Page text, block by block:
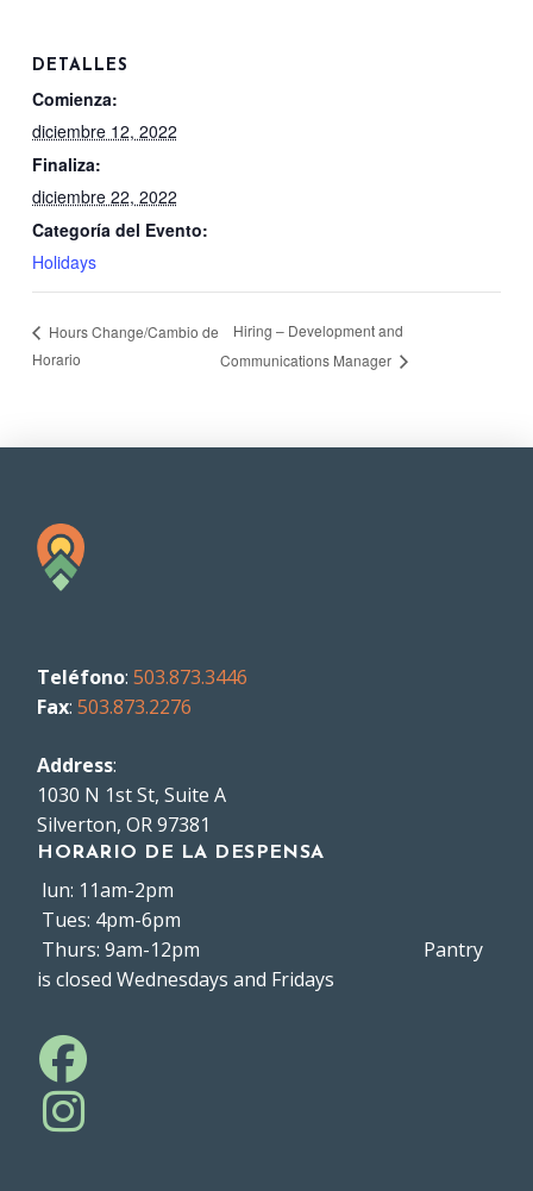
DETALLES
Comienza:
diciembre 12, 2022
Finaliza:
diciembre 22, 2022
Categoría del Evento:
Holidays
Hours Change/Cambio de
Horario
Hiring – Development and
Communications Manager
Teléfono:503.873.3446
Fax:503.873.2276
Address:
1030 N 1st St, Suite A
Silverton, OR 97381
HORARIO DE LA DESPENSA
lun: 11am-2pm
Tues: 4pm-6pm
Thurs: 9am-12pm Pantry
is closed Wednesdays and Fridays